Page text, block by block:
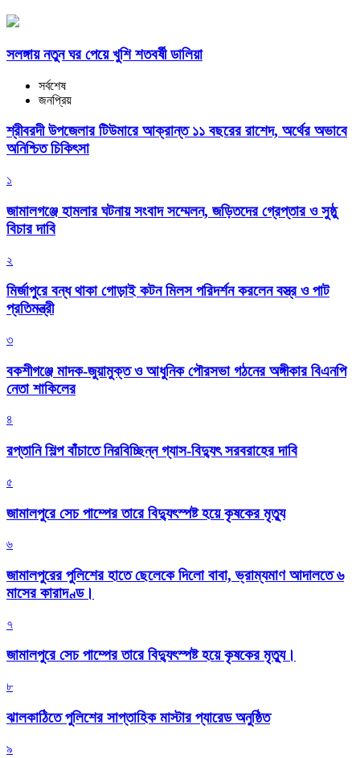
সলঙ্গায় নতুন ঘর পেয়ে খুশি শতবর্ষী ডালিয়া
সর্বশেষ
জনপ্রিয়
শ্রীবরদী উপজেলার টিউমারে আক্রান্ত ১১ বছরের রাশেদ, অর্থের অভাবে
অনিশ্চিত চিকিৎসা
১
জামালগঞ্জে হামলার ঘটনায় সংবাদ সম্মেলন, জড়িতদের গ্রেপ্তার ও সুষ্ঠু
বিচার দাবি
২
মির্জাপুরে বন্ধ থাকা গোড়াই কটন মিলস পরিদর্শন করলেন বস্ত্র ও পাট
প্রতিমন্ত্রী
৩
বকশীগঞ্জে মাদক-জুয়ামুক্ত ও আধুনিক পৌরসভা গঠনের অঙ্গীকার বিএনপি
নেতা শাকিলের
৪
রপ্তানি শিল্প বাঁচাতে নিরবিচ্ছিন্ন গ্যাস-বিদ্যুৎ সরবরাহের দাবি
৫
জামালপুরে সেচ পাম্পের তারে বিদ্যুৎস্পষ্ট হয়ে কৃষকের মৃত্যু
৬
জামালপুরের পুলিশের হাতে ছেলেকে দিলো বাবা, ভ্রাম্যমাণ আদালতে ৬
মাসের কারাদণ্ড।
৭
জামালপুরে সেচ পাম্পের তারে বিদ্যুৎস্পষ্ট হয়ে কৃষকের মৃত্যু।
৮
‎ঝালকাঠিতে পুলিশের সাপ্তাহিক মাস্টার প্যারেড অনুষ্ঠিত
৯